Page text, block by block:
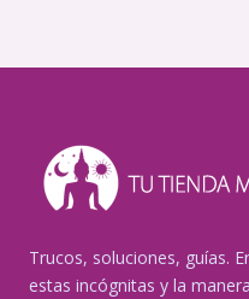
Trucos, soluciones, guías.
estas incógnitas y la